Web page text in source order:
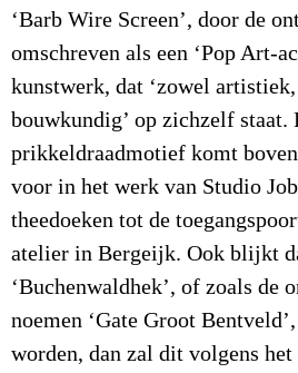
‘Barb Wire Screen’, door de
omschreven als een ‘Pop Art-
kunstwerk, dat ‘zowel
bouwkundig’ op zichzelf staat.
prikkeldraadmotief komt
voor in het werk van Studio
theedoeken tot de
atelier in Bergeijk. Ook blijkt
‘Buchenwaldhek’, of zoals de
noemen ‘Gate Groot
worden, dan zal dit volgens het